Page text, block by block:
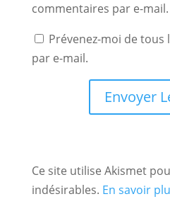
commentaires par e-mail.
Prévenez-moi de tous
par e-mail.
Ce site utilise Akismet
indésirables. En savoir